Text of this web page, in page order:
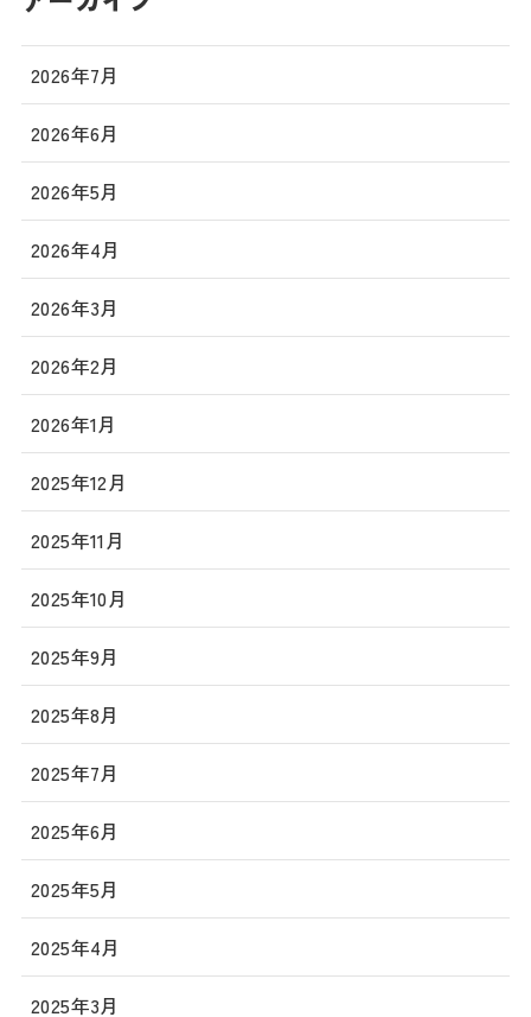
2026年7月
2026年6月
2026年5月
2026年4月
2026年3月
2026年2月
2026年1月
2025年12月
2025年11月
2025年10月
2025年9月
2025年8月
2025年7月
2025年6月
2025年5月
2025年4月
2025年3月